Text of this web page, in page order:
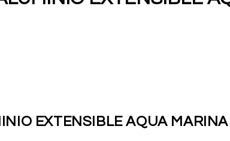
EXTENSIBLE AQUA MARINA